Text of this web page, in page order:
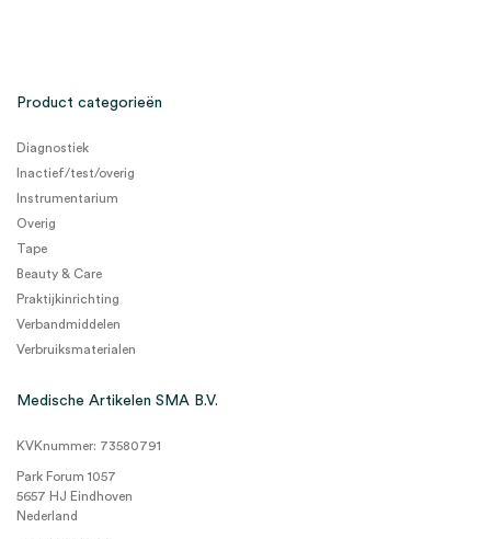
Product categorieën
Diagnostiek
Inactief/test/overig
Instrumentarium
Overig
Tape
Beauty & Care
Praktijkinrichting
Verbandmiddelen
Verbruiksmaterialen
Medische Artikelen SMA B.V.
KVKnummer: 73580791
Park Forum 1057
5657 HJ Eindhoven
Nederland